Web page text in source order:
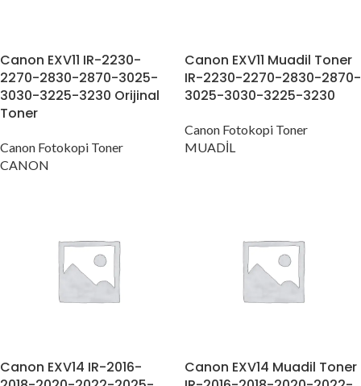
Canon EXV11 IR-2230-
2270-2830-2870-3025-
3030-3225-3230 Orijinal
Toner
Canon Fotokopi Toner
CANON
Canon EXV11 Muadil Toner
IR-2230-2270-2830-2870-
3025-3030-3225-3230
Canon Fotokopi Toner
MUADİL
Canon EXV14 IR-2016-
Canon EXV14 Muadil Toner